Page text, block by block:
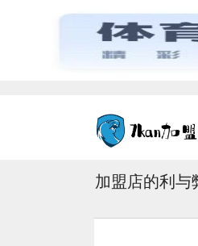
加盟店的利与